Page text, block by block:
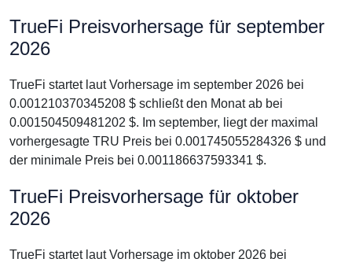
TrueFi Preisvorhersage für september
2026
TrueFi startet laut Vorhersage im september 2026 bei
0.001210370345208 $ schließt den Monat ab bei
0.001504509481202 $. Im september, liegt der maximal
vorhergesagte TRU Preis bei 0.001745055284326 $ und
der minimale Preis bei 0.001186637593341 $.
TrueFi Preisvorhersage für oktober
2026
TrueFi startet laut Vorhersage im oktober 2026 bei